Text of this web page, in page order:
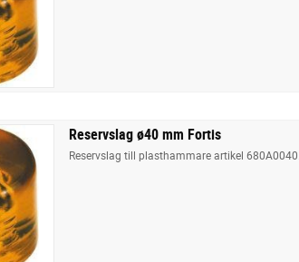
Reservslag ø40 mm Fortis
Reservslag till plasthammare artikel 680A0040.